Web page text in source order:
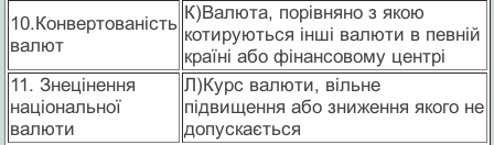
10.Конвертованість
валют
К)Валюта, порівняно з якою
котируються інші валюти в певній
країні або фінансовому центрі
11. Знецінення
національної
валюти
Л)Курс валюти, вільне
підвищення або зниження якого не
допускається